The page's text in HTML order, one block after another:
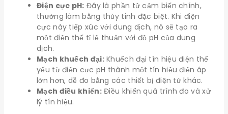
Điện cực pH: Đây là phần tử cảm biến chính,
thường làm bằng thủy tinh đặc biệt. Khi điện
cực này tiếp xúc với dung dịch, nó sẽ tạo ra
một điện thế tỉ lệ thuận với độ pH của dung
dịch.
Mạch khuếch đại:Khuếch đại tín hiệu điện thế
yếu từ điện cực pH thành một tín hiệu điện áp
lớn hơn, dễ đo bằng các thiết bị điện tử khác.
Mạch điều khiển:Điều khiển quá trình đo và xử
lý tín hiệu.